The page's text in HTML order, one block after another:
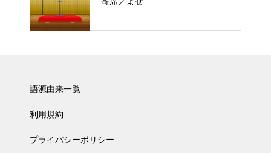
語源由来一覧
利用規約
プライバシーポリシー